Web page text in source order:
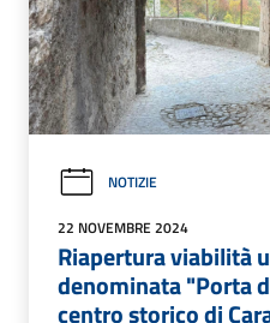
NOTIZIE
22 NOVEMBRE 2024
Riapertura viabilità
denominata "Porta
centro storico di